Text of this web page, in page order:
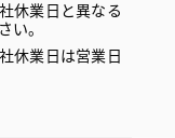
休業日と異なる
い。
休業日は営業日